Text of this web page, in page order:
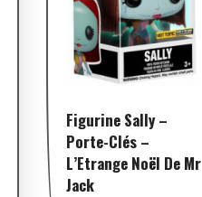
Figurine Sally –
Porte-Clés –
L’Etrange Noël De Mr
Jack